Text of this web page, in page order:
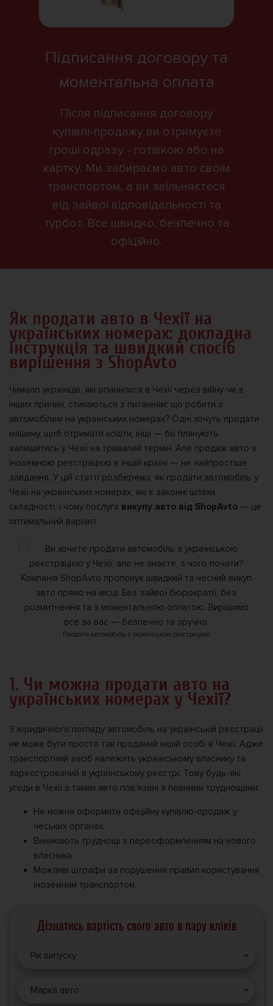
Підписання договору та
моментальна оплата
Після підписання договору
купівлі-продажу ви отримуєте
гроші одразу - готівкою або на
картку. Ми забираємо авто своїм
транспортом, а ви звільняєтеся
від зайвої відповідальності та
турбот. Все швидко, безпечно та
офіційно.
Як продати авто в Чехії на
українських номерах: докладна
інструкція та швидкий спосіб
вирішення з ShopAvto
Чимало українців, які опинилися в Чехії через війну чи з
інших причин, стикаються з питанням: що робити з
автомобілем на українських номерах? Одні хочуть продати
машину, щоб отримати кошти, інші — бо планують
залишитись у Чехії на тривалий термін. Але продаж авто з
іноземною реєстрацією в іншій країні — не найпростіше
завдання. У цій статті розберемо, як продати автомобіль у
Чехії на українських номерах, які є законні шляхи,
складності, і чому послуга викупу авто від ShopAvto — це
оптимальний варіант.
Продати автомобіль з українською реєстрацією
1. Чи можна продати авто на
українських номерах у Чехії?
З юридичного погляду автомобіль на українській реєстрації
не може бути просто так проданий іншій особі в Чехії. Адже
транспортний засіб належить українському власнику та
зареєстрований в українському реєстрі. Тому будь-які
угоди в Чехії з таким авто пов’язані з певними труднощами:
Не можна оформити офіційну купівлю-продаж у
чеських органах.
Виникають труднощі з переоформленням на нового
власника.
Можливі штрафи за порушення правил користування
іноземним транспортом.
Дізнатись вартість свого авто в пару кліків
Рік випуску
Марка авто